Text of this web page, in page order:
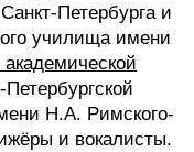
Петербурга и
училища имени
академической
Н.А. Римского-
и вокалисты.